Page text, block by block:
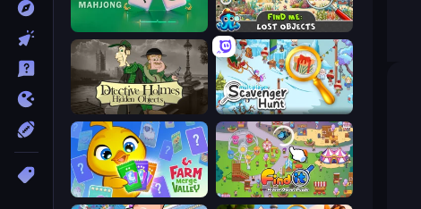
Find Me: Lost Objects
Piles of Mahjong
Scavenger Hunt - Multiplayer
Detective Holmes: Hidden Object
Find It: Hidden Object Puzzle
Farm Merge Valley